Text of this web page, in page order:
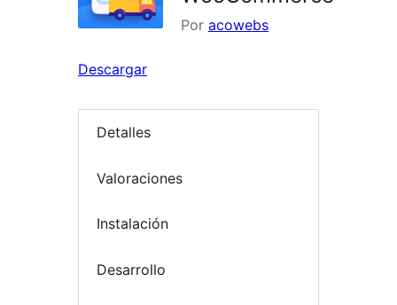
Por acowebs
Descargar
Detalles
Valoraciones
Instalación
Desarrollo